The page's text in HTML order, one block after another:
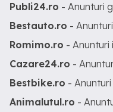
Publi24.ro - Anunturi
Bestauto.ro -
Romimo.ro - Anunturi
Cazare24.ro -
Bestbike.ro -
Animalutul.ro -